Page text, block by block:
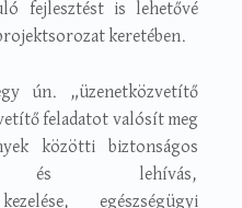
fejlesztést is lehetővé
keretében.
ún. „üzenetközvetítő
feladatot valósít meg
közötti biztonságos
és lehívás,
egészségügyi